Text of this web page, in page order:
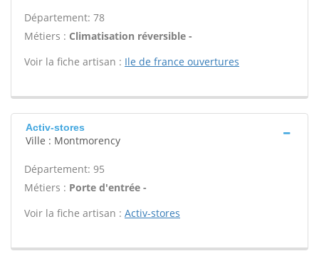
Département: 78
Métiers : Climatisation réversible -
Voir la fiche artisan : Ile de france ouvertures
Activ-stores
Ville : Montmorency
Département: 95
Métiers : Porte d'entrée -
Voir la fiche artisan : Activ-stores